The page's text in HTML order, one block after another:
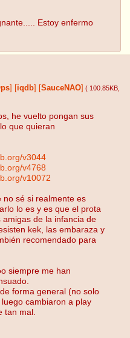
Estoy enfermo
iqdb SauceNAO ( 100.85KB
he vuelto pongan sus
que quieran
v3044
v4768
v10072
no sé si realmente es
lo es y es que el prota
de la infancia de
kek, las embaraza y
recomendado para
siempre me han
forma general (no solo
cambiaron a play
tan mal.